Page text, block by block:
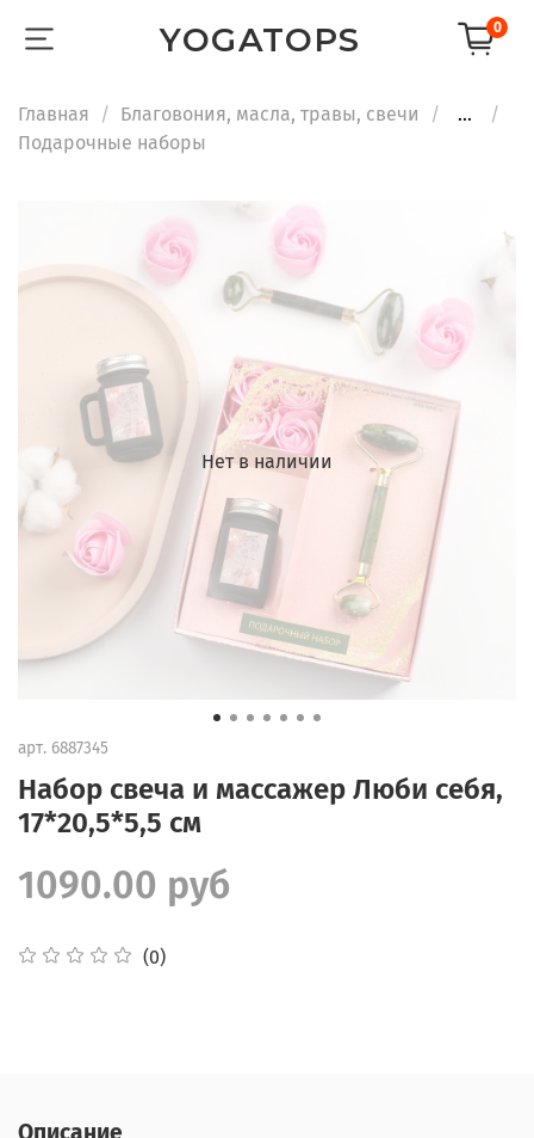
YOGATOPS 0
Главная Благовония, масла, травы, свечи
...
Подарочные наборы
Нет в наличии
арт. 6887345
Набор свеча и массажер Люби себя,
17*20,5*5,5 см
(0)
1090.00 руб
Описание